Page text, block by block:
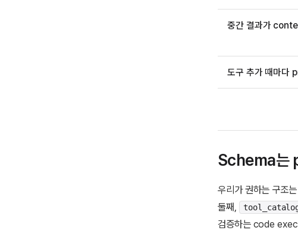
중간 결과가
도구 추가 때마다
Schema는
우리가 권하는 구조
둘째,
검증하는 code